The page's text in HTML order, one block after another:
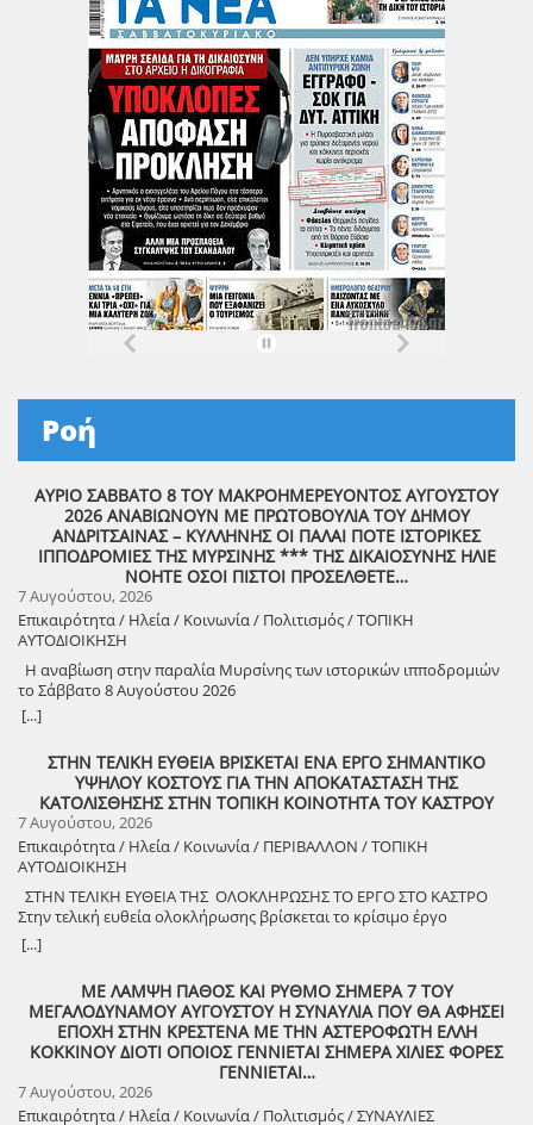
Ροή
ΑΥΡΙΟ ΣΑΒΒΑΤΟ 8 ΤΟΥ ΜΑΚΡΟΗΜΕΡΕΥΟΝΤΟΣ ΑΥΓΟΥΣΤΟΥ
2026 ΑΝΑΒΙΩΝΟΥΝ ΜΕ ΠΡΩΤΟΒΟΥΛΙΑ ΤΟΥ ΔΗΜΟΥ
ΑΝΔΡΙΤΣΑΙΝΑΣ – ΚΥΛΛΗΝΗΣ ΟΙ ΠΑΛΑΙ ΠΟΤΕ ΙΣΤΟΡΙΚΕΣ
ΙΠΠΟΔΡΟΜΙΕΣ ΤΗΣ ΜΥΡΣΙΝΗΣ *** ΤΗΣ ΔΙΚΑΙΟΣΥΝΗΣ ΗΛΙΕ
ΝΟΗΤΕ ΟΣΟΙ ΠΙΣΤΟΙ ΠΡΟΣΕΛΘΕΤΕ…
7 Αυγούστου, 2026
Επικαιρότητα / Ηλεία / Κοινωνία / Πολιτισμός / ΤΟΠΙΚΗ
ΑΥΤΟΔΙΟΙΚΗΣΗ
Η αναβίωση στην παραλία Μυρσίνης των ιστορικών ιπποδρομιών
το Σάββατο 8 Αυγούστου 2026
[...]
ΣΤΗΝ ΤΕΛΙΚΗ ΕΥΘΕΙΑ ΒΡΙΣΚΕΤΑΙ ΕΝΑ ΕΡΓΟ ΣΗΜΑΝΤΙΚΟ
ΥΨΗΛΟΥ ΚΟΣΤΟΥΣ ΓΙΑ ΤΗΝ ΑΠΟΚΑΤΑΣΤΑΣΗ ΤΗΣ
ΚΑΤΟΛΙΣΘΗΣΗΣ ΣΤΗΝ ΤΟΠΙΚΗ ΚΟΙΝΟΤΗΤΑ ΤΟΥ ΚΑΣΤΡΟΥ
7 Αυγούστου, 2026
Επικαιρότητα / Ηλεία / Κοινωνία / ΠΕΡΙΒΑΛΛΟΝ / ΤΟΠΙΚΗ
ΑΥΤΟΔΙΟΙΚΗΣΗ
ΣΤΗΝ ΤΕΛΙΚΗ ΕΥΘΕΙΑ ΤΗΣ ΟΛΟΚΛΗΡΩΣΗΣ ΤΟ ΕΡΓΟ ΣΤΟ ΚΑΣΤΡΟ
Στην τελική ευθεία ολοκλήρωσης βρίσκεται το κρίσιμο έργο
αποκατάστασης της κατολίσθησης στην Τ.Κ. Κάστρου,
προϋπολογισμού 1,25 εκατομμυρίων ευρώ. Έπειτα από αυτοψία που
Λέντζας, μαζί με κλιμάκιο της Τεχνικής Υπηρεσίας και εκπροσώπους
της δημοτικής αρχής, διαπιστώθηκε πως οι παρεμβάσεις προχωρούν
άμεσα και αυστηρά εντός των χρονοδιαγραμμάτων. ​Το έργο
χρηματοδοτείται από το Εθνικό Πρόγραμμα Ανάπτυξης και στο
πλαίσιο των εξειδικευμένων εργασιών πραγματοποιήθηκαν
εκσκαφές για την απομάκρυνση των χαλαρών εδαφών,
κατασκευάστηκε ισχυρός τοίχος αντιστήριξης και τοποθετήθηκε
[...]
ΜΕ ΛΑΜΨΗ ΠΑΘΟΣ ΚΑΙ ΡΥΘΜΟ ΣΗΜΕΡΑ 7 ΤΟΥ
ΜΕΓΑΛΟΔΥΝΑΜΟΥ ΑΥΓΟΥΣΤΟΥ Η ΣΥΝΑΥΛΙΑ ΠΟΥ ΘΑ ΑΦΗΣΕΙ
ΕΠΟΧΗ ΣΤΗΝ ΚΡΕΣΤΕΝΑ ΜΕ ΤΗΝ ΑΣΤΕΡΟΦΩΤΗ ΕΛΛΗ
ΚΟΚΚΙΝΟΥ ΔΙΟΤΙ ΟΠΟΙΟΣ ΓΕΝΝΙΕΤΑΙ ΣΗΜΕΡΑ ΧΙΛΙΕΣ ΦΟΡΕΣ
ΓΕΝΝΙΕΤΑΙ…
7 Αυγούστου, 2026
Επικαιρότητα / Ηλεία / Κοινωνία / Πολιτισμός / ΣΥΝΑΥΛΙΕΣ